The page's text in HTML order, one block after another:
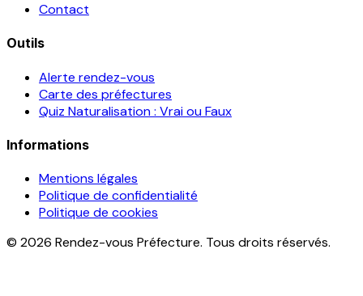
Contact
Outils
Alerte rendez-vous
Carte des préfectures
Quiz Naturalisation : Vrai ou Faux
Informations
Mentions légales
Politique de confidentialité
Politique de cookies
© 2026 Rendez-vous Préfecture. Tous droits réservés.